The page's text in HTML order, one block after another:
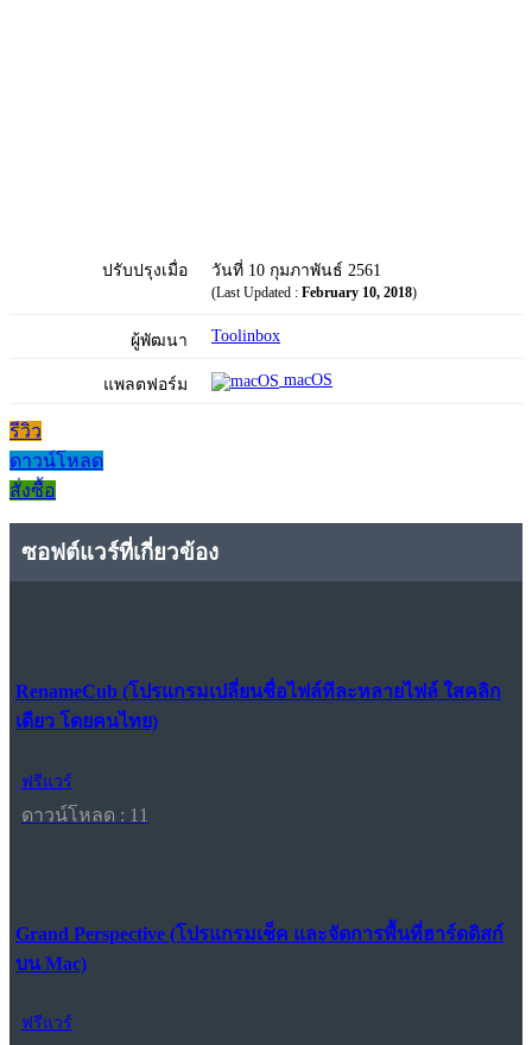
ปรับปรุงเมื่อ วันที่ 10 กุมภาพันธ์ 2561
(Last Updated : February 10, 2018)
ผู้พัฒนา Toolinbox
แพลตฟอร์ม macOS
รีวิว
ดาวน์โหลด
สั่งซื้อ
ซอฟต์แวร์ที่เกี่ยวข้อง
RenameCub (โปรแกรมเปลี่ยนชื่อไฟล์ทีละหลายไฟล์ ใสคลิก
เดียว โดยคนไทย)
ฟรีแวร์
ดาวน์โหลด : 11
Grand Perspective (โปรแกรมเช็ค และจัดการพื้นที่ฮาร์ดดิสก์
บน Mac)
ฟรีแวร์